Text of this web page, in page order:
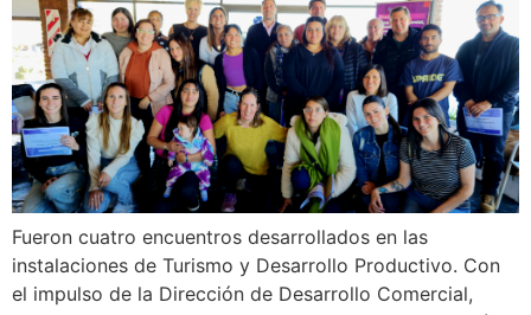
Fueron cuatro encuentros desarrollados en las
instalaciones de Turismo y Desarrollo Productivo. Con
el impulso de la Dirección de Desarrollo Comercial,